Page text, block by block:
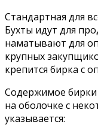
Стандартная для
Бухты идут для
наматывают для
крупных
крепится бирка с
Содержимое
на оболочке с
указывается: